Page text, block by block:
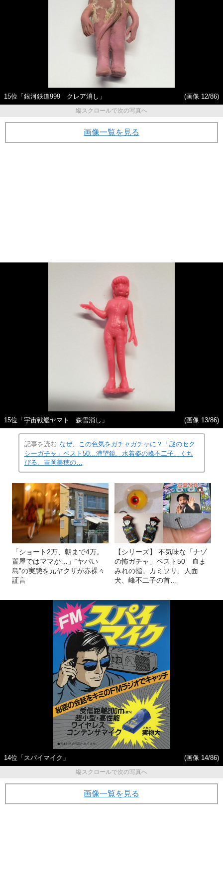
15位「銀河鉄道999 クレア消し」
(画像 12/86)
縦スクロールで次の写真へ
画像一覧を見る
15位「宇宙戦艦ヤマト 森雪消し」 (画像 13/86)
記事を読む なぜ、この色気をガチャガチャに？「謎のセク
シーガチャ」ベスト50…潜望鏡、水着姿の峰不二子、くち
びる、吉岡美穂の…
「ショート2万、朝まで4万。
置屋ではママが…」“ヤバい
島”の実態を元ヤクザが赤裸々
証言
【シリーズ】 不気味な「ナゾ
の怖ガチャ」ベスト50 血ま
みれの指、カミソリ、人面
犬、峰不二子の首…
14位「スパイマイク」
(画像 14/86)
縦スクロールで次の写真へ
画像一覧を見る